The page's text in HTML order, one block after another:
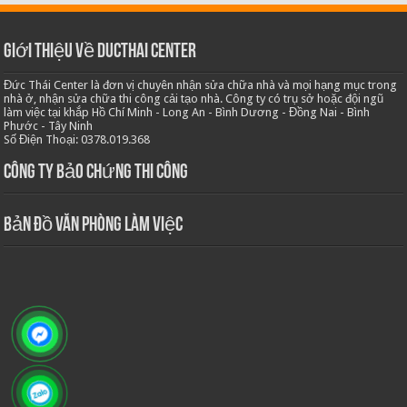
Giới thiệu về Ducthai Center
Đức Thái Center là đơn vị chuyên nhận sửa chữa nhà và mọi hạng mục trong
nhà ở, nhận sửa chữa thi công cải tạo nhà. Công ty có trụ sở hoặc đội ngũ
làm việc tại khắp Hồ Chí Minh - Long An - Bình Dương - Đồng Nai - Bình
Phước - Tây Ninh
Số Điện Thoại: 0378.019.368
Công ty bảo chứng thi công
Bản Đồ Văn Phòng Làm Việc